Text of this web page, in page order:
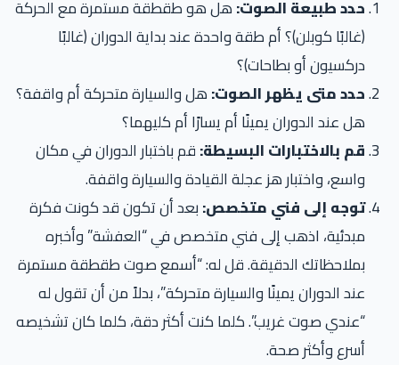
حدد طبيعة الصوت:هل هو طقطقة مستمرة مع الحركة
(غالبًا كوبلن)؟ أم طقة واحدة عند بداية الدوران (غالبًا
دركسيون أو بطاحات)؟
حدد متى يظهر الصوت:هل والسيارة متحركة أم واقفة؟
هل عند الدوران يمينًا أم يسارًا أم كليهما؟
قم بالاختبارات البسيطة:قم باختبار الدوران في مكان
واسع، واختبار هز عجلة القيادة والسيارة واقفة.
توجه إلى فني متخصص:بعد أن تكون قد كونت فكرة
مبدئية، اذهب إلى فني متخصص في “العفشة” وأخبره
بملاحظاتك الدقيقة. قل له: “أسمع صوت طقطقة مستمرة
عند الدوران يمينًا والسيارة متحركة”، بدلاً من أن تقول له
“عندي صوت غريب”. كلما كنت أكثر دقة، كلما كان تشخيصه
أسرع وأكثر صحة.